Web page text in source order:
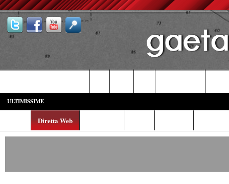
ULTIMISSIME
Diretta Web